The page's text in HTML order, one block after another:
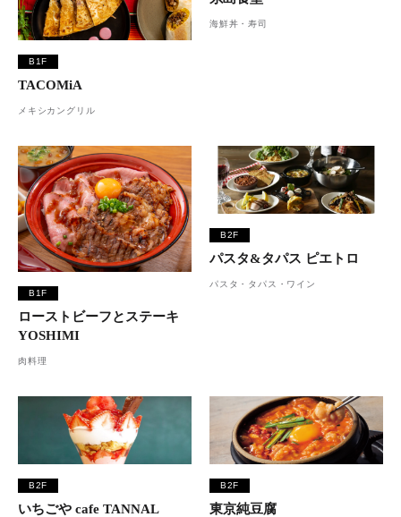
B1F
TACOMiA
メキシカングリル
海鮮丼・寿司
B1F
ローストビーフとステーキ
YOSHIMI
肉料理
B2F
パスタ&タパス ピエトロ
パスタ・タパス・ワイン
B2F
いちごや cafe TANNAL
B2F
東京純豆腐